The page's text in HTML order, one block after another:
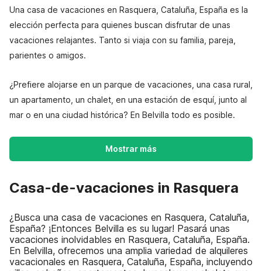
Una casa de vacaciones en Rasquera, Cataluña, España es la
elección perfecta para quienes buscan disfrutar de unas
vacaciones relajantes. Tanto si viaja con su familia, pareja,
parientes o amigos.
¿Prefiere alojarse en un parque de vacaciones, una casa rural,
un apartamento, un chalet, en una estación de esquí, junto al
mar o en una ciudad histórica? En Belvilla todo es posible.
Mostrar más
Casa-de-vacaciones in Rasquera
¿Busca una casa de vacaciones en Rasquera, Cataluña,
España? ¡Entonces Belvilla es su lugar! Pasará unas
vacaciones inolvidables en Rasquera, Cataluña, España.
En Belvilla, ofrecemos una amplia variedad de alquileres
vacacionales en Rasquera, Cataluña, España, incluyendo